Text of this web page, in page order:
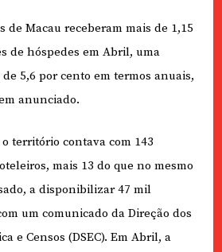
de Macau receberam mais de 1,15
de hóspedes em Abril, uma
5,6 por cento em termos anuais,
anunciado.
território contava com 143
mais 13 do que no mesmo
a disponibilizar 47 mil
um comunicado da Direção dos
e Censos (DSEC). Em Abril, a